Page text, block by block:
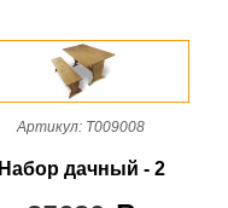
Артикул: Т009008
Набор дачный - 2